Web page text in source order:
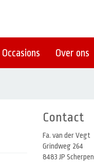
Occasions Over ons
Contact
Fa. van der Vegt
Grindweg 264
8483 JP